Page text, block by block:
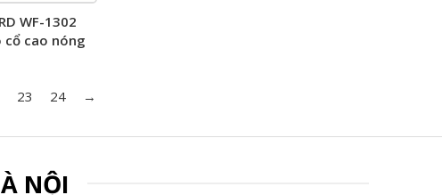
WF-1302
cổ cao nóng
23 24 →
NỘI